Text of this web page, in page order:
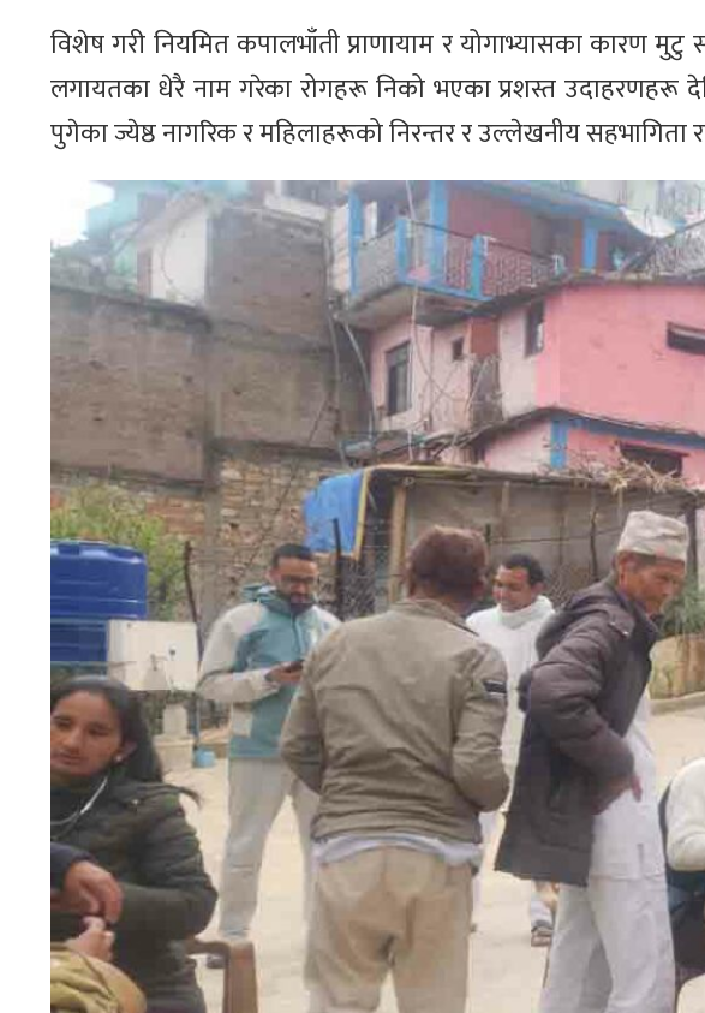
विशेष गरी नियमित कपालभाँती प्राणायाम र योगाभ्यासका कारण
लगायतका धेरै नाम गरेका रोगहरू निको भएका प्रशस्त उदाहरणहरू
पुगेका ज्येष्ठ नागरिक र महिलाहरूको निरन्तर र उल्लेखनीय सहभागिता